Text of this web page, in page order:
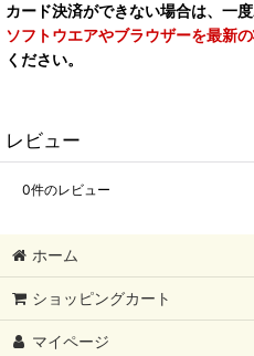
カード決済ができない場合は、一
ソフトウエアやブラウザーを最新
ください。
レビュー
0件のレビュー
ホーム
ショッピングカート
マイページ